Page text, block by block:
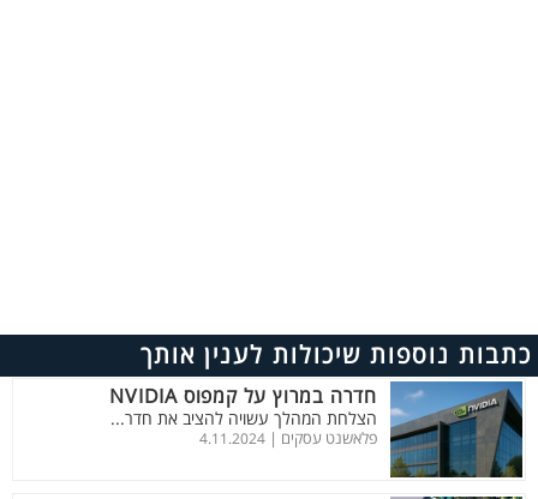
כתבות נוספות שיכולות לענין אותך
חדרה במרוץ על קמפוס NVIDIA
הצלחת המהלך עשויה להציב את חדר...
פלאשנט עסקים | 4.11.2024